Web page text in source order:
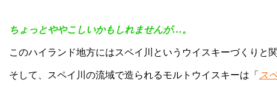
ちょっとややこしいかもしれませんが…。
このハイランド地方にはスペイ川というウイスキーづくりと
そして、スペイ川の流域で造られるモルトウイスキーは「 ス